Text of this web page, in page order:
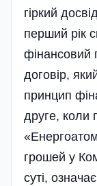
гіркий
перший рік
фінансовий
договір,
принцип
друге, коли
грошей у
суті,